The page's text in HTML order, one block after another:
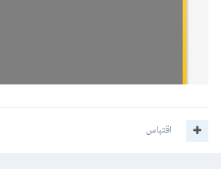
اقتباس